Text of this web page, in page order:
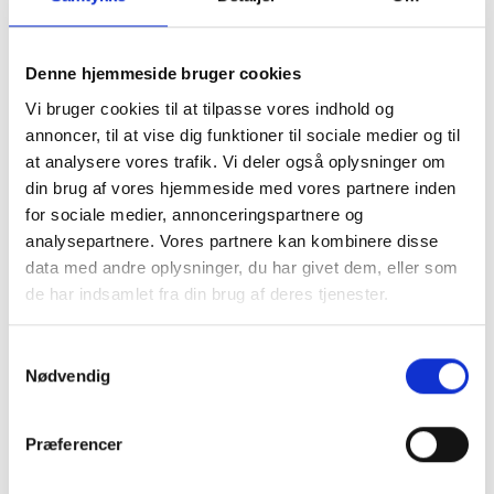
Denne hjemmeside bruger cookies
Vi bruger cookies til at tilpasse vores indhold og
annoncer, til at vise dig funktioner til sociale medier og til
at analysere vores trafik. Vi deler også oplysninger om
din brug af vores hjemmeside med vores partnere inden
for sociale medier, annonceringspartnere og
analysepartnere. Vores partnere kan kombinere disse
data med andre oplysninger, du har givet dem, eller som
de har indsamlet fra din brug af deres tjenester.
Nødvendig
Præferencer
REDSKABSARME
Fleksible redskabsarme for stor rækkevidde
Kontakt os endelig - find den rigtige person her